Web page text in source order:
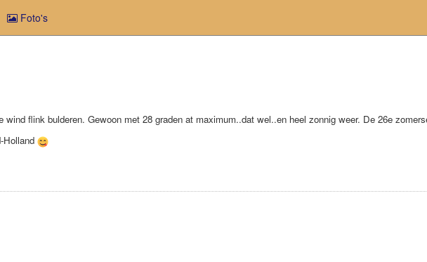
Foto's
flink bulderen. Gewoon met 28 graden at maximum..dat wel..en heel zonnig weer. De 26e
Holland